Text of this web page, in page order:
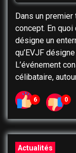
Dans un
concept. En quoi
désigne un
qu’EVJF
L’événement
célibataire,
6 0
Actualités